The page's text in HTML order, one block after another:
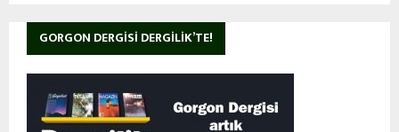
GORGON DERGISI DERGILIK’TE!